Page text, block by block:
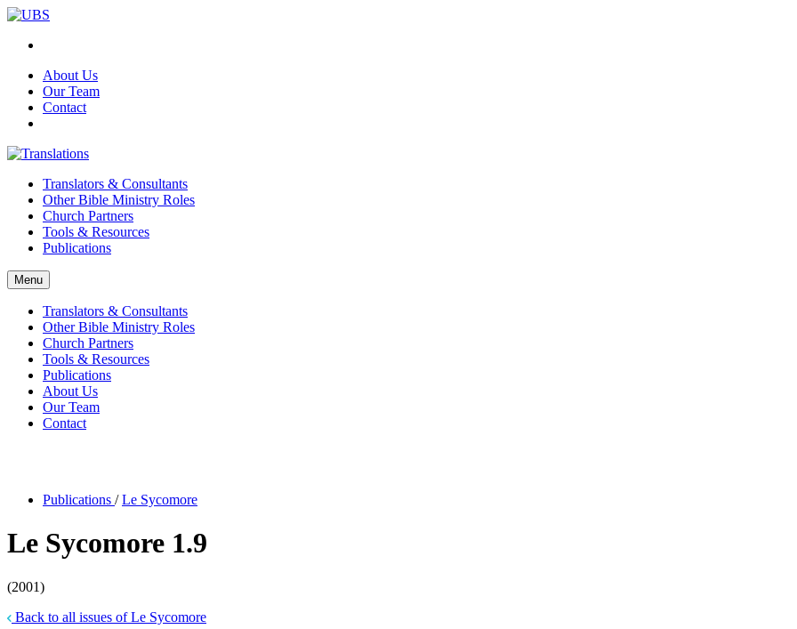
About Us
Our Team
Contact
Translators & Consultants
Other Bible Ministry Roles
Church Partners
Tools & Resources
Publications
Menu
Translators & Consultants
Other Bible Ministry Roles
Church Partners
Tools & Resources
Publications
About Us
Our Team
Contact
Publications /Le Sycomore
Le Sycomore 1.9
(2001)
Back to all issues of Le Sycomore